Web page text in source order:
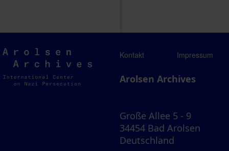
Arolsen
Archives
Kontakt Impressum
Arolsen Archives
Große Allee 5 - 9
34454 Bad Arolsen
Deutschland